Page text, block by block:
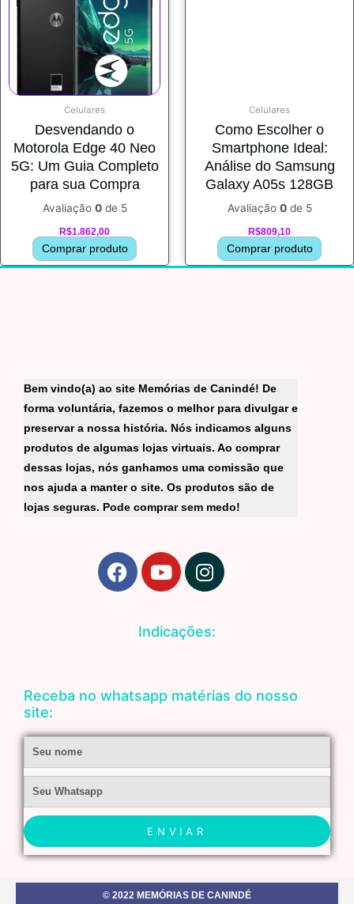
Celulares
Desvendando o
Motorola Edge 40 Neo
5G: Um Guia Completo
para sua Compra
Avaliação 0de 5
R$1.862,00
Comprar produto
Celulares
Como Escolher o
Smartphone Ideal:
Análise do Samsung
Galaxy A05s 128GB
Avaliação 0de 5
R$809,10
Comprar produto
Bem vindo(a) ao site Memórias de Canindé! De
forma voluntária, fazemos o melhor para divulgar e
preservar a nossa história. Nós indicamos alguns
produtos de algumas lojas virtuais. Ao comprar
dessas lojas, nós ganhamos uma comissão que
nos ajuda a manter o site. Os produtos são de
lojas seguras. Pode comprar sem medo!
F
a
k
Y
o
t
u
I
n
a
a
Indicações:
Receba no whatsapp matérias do nosso
site:
Nome
Whatsapp
ENVIAR
© 2022 MEMÓRIAS DE CANINDÉ